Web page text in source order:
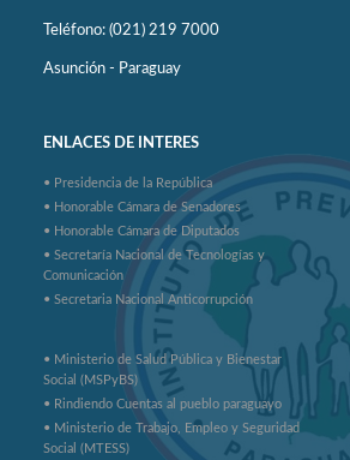
Teléfono: (021) 219 7000
Asunción - Paraguay
ENLACES DE INTERES
• Presidencia de la República
• Honorable Cámara de Senadores
• Honorable Cámara de Diputados
• Secretaría Nacional de Tecnologías y
Comunicación
• Secretaria Nacional Anticorrupción
• Ministerio de Salud Pública y Bienestar
Social (MSPyBS)
• Rindiendo Cuentas al pueblo paraguayo
• Ministerio de Trabajo, Empleo y Seguridad
Social (MTESS)